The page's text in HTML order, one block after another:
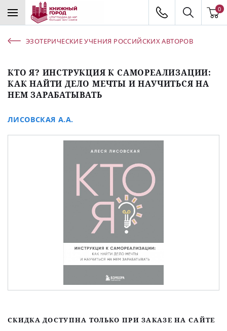
0
ЭЗОТЕРИЧЕСКИЕ УЧЕНИЯ РОССИЙСКИХ АВТОРОВ
КТО Я? ИНСТРУКЦИЯ К САМОРЕАЛИЗАЦИИ:
КАК НАЙТИ ДЕЛО МЕЧТЫ И НАУЧИТЬСЯ НА
НЕМ ЗАРАБАТЫВАТЬ
ЛИСОВСКАЯ А.А.
СКИДКА ДОСТУПНА ТОЛЬКО ПРИ ЗАКАЗЕ НА САЙТЕ